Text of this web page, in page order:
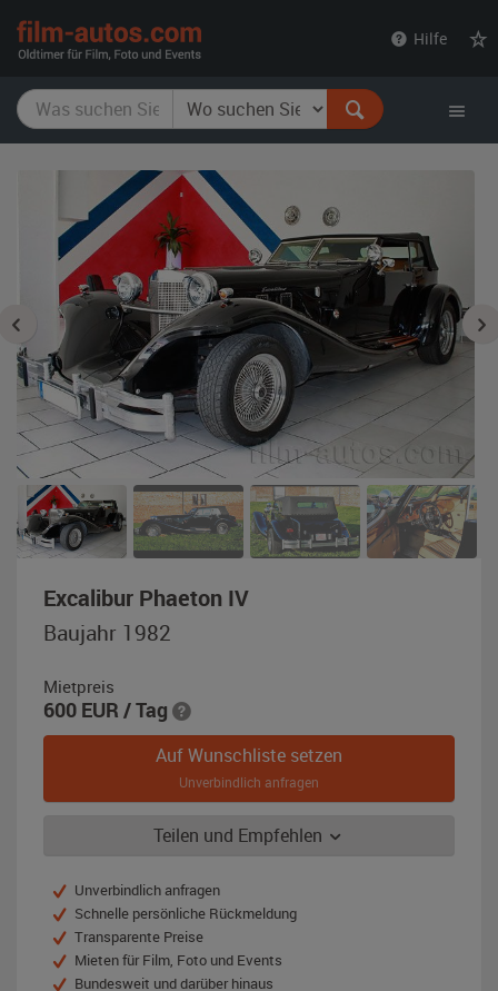
Hilfe
Excalibur Phaeton IV,
Baujahr 1982
Mietpreis
600 EUR / Tag
Auf Wunschliste setzen
Unverbindlich anfragen
Teilen und Empfehlen
Unverbindlich anfragen
Schnelle persönliche Rückmeldung
Transparente Preise
Mieten für Film, Foto und Events
Bundesweit und darüber hinaus